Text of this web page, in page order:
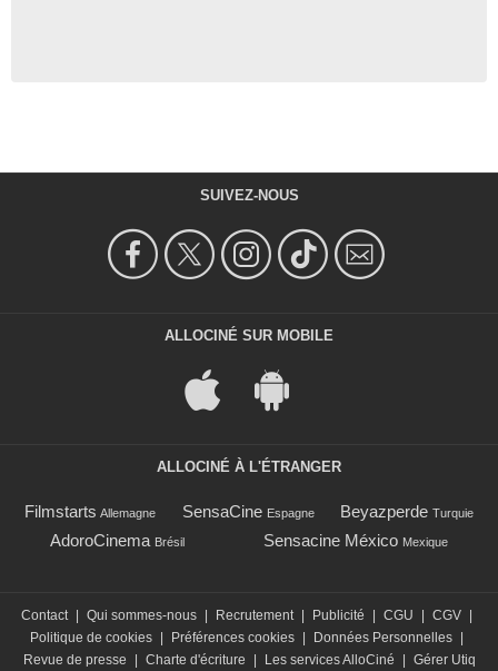
SUIVEZ-NOUS
ALLOCINÉ SUR MOBILE
ALLOCINÉ À L'ÉTRANGER
Filmstarts Allemagne SensaCine Espagne Beyazperde Turquie
AdoroCinema Brésil Sensacine México Mexique
Contact Qui sommes-nous Recrutement Publicité CGU CGV
Politique de cookies
Préférences cookies Données Personnelles
Revue de presse
Charte d'écriture Les services AlloCiné Gérer Utiq